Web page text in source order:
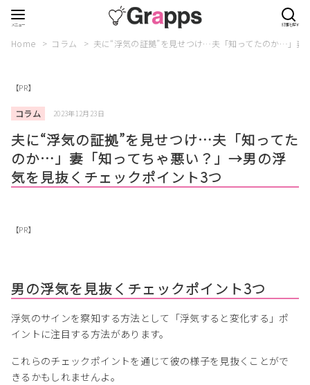
Home コラム 夫に“浮気の証拠”を見せつけ…夫「知ってたのか…」
【PR】
コラム 2023年12月23日
夫に“浮気の証拠”を見せつけ…夫「知ってた
のか…」妻「知ってちゃ悪い？」→男の浮
気を見抜くチェックポイント3つ
【PR】
男の浮気を見抜くチェックポイント3つ
浮気のサインを察知する方法として「浮気すると変化する」ポ
イントに注目する方法があります。
これらのチェックポイントを通じて彼の様子を見抜くことがで
きるかもしれませんよ。